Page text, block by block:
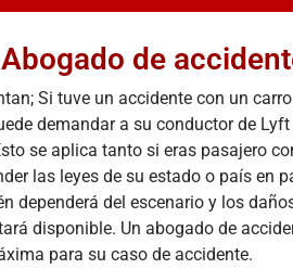
de
Si tuve un accidente con un
demandar a su conductor de
se aplica tanto si eras pasajero
las leyes de su estado o país en
dependerá del escenario y los
disponible. Un abogado de
para su caso de accidente.